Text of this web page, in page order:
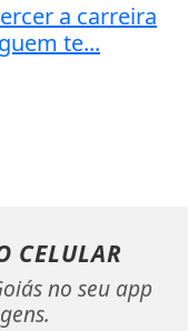
a carreira
te...
CELULAR
no seu app